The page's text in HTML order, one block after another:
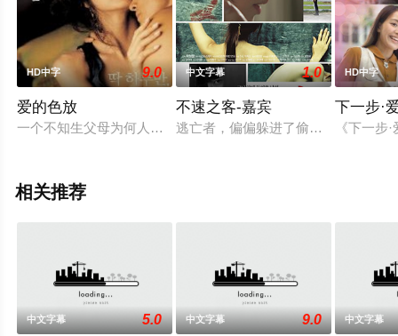
HD中字 9.0
爱的色放
一个不知生父母为何人的年青人回到出生的小镇探寻自己身世
中文字幕 1.0
不速之客-嘉宾
逃亡者，偏偏躲进了偷情现场。 因
HD中字
下一步·
《下一
相关推荐
中文字幕 5.0 中文字幕 9.0 中文字幕